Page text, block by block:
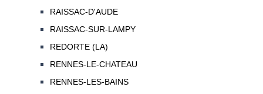
RAISSAC-D'AUDE
RAISSAC-SUR-LAMPY
REDORTE (LA)
RENNES-LE-CHATEAU
RENNES-LES-BAINS